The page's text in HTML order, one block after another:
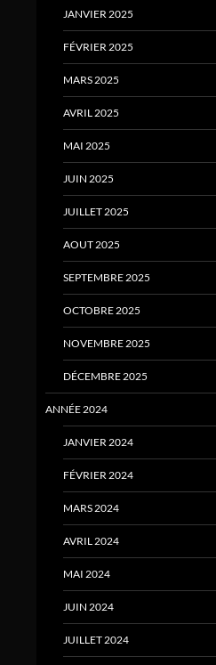
JANVIER 2025
FÉVRIER 2025
MARS 2025
AVRIL 2025
MAI 2025
JUIN 2025
JUILLET 2025
AOUT 2025
SEPTEMBRE 2025
OCTOBRE 2025
NOVEMBRE 2025
DÉCEMBRE 2025
ANNÉE 2024
JANVIER 2024
FÉVRIER 2024
MARS 2024
AVRIL 2024
MAI 2024
JUIN 2024
JUILLET 2024